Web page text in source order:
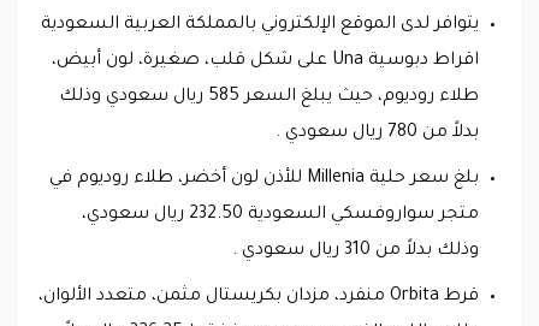
يتوافر لدى الموقع الإلكتروني بالمملكة العربية السعودية
اقراط دبوسية Una على شكل قلب، صغيرة، لون أبيض،
طلاء روديوم، حيث يبلغ السعر 585 ريال سعودي وذلك
بدلاً من 780 ريال سعودي .
بلغ سعر حلية Millenia للأذن لون أخضر، طلاء روديوم في
متجر سواروفسكي السعودية 232.50 ريال سعودي،
وذلك بدلاً من 310 ريال سعودي .
قرط Orbita منفرد، مزدان بكريستال مثمن، متعدد الألوان،